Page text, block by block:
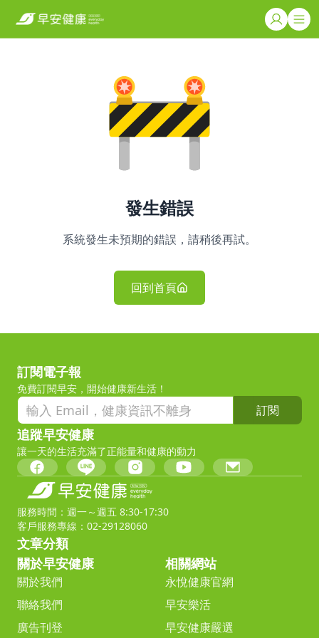
發生錯誤
系統發生未預期的錯誤，請稍後再試。
回到首頁
訂閱電子報
免費訂閱早安，開始健康新生活！
訂閱
追蹤早安健康
讓一天的生活充滿了正能量和健康的動力
服務時間：週一～週五 8:30-17:30
客戶服務專線：02-29128060
文章分類
關於早安健康
關於我們
聯絡我們
廣告刊登
相關網站
永悅健康官網
早安樂活
早安健康嚴選